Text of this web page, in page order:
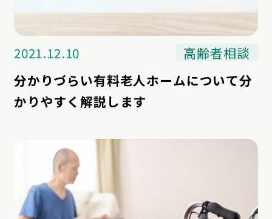
2021.12.10
高齢者相談
分かりづらい有料老人ホームについて分
かりやすく解説します